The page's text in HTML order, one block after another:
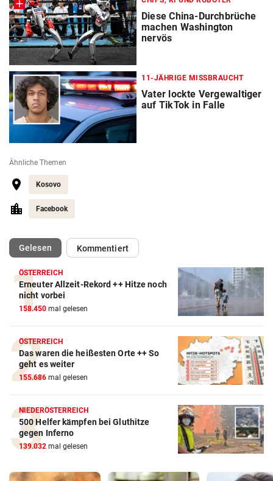
Diese China-Durchbrüche
machen Washington
nervös
11-JÄHRIGE MISSBRAUCHT
Vater lockte Vergewaltiger
auf TikTok in Falle
Ähnliche Themen
Kosovo
Facebook
Gelesen(ausgewählt)Kommentiert
ÖSTERREICH
Erneuter Allzeit-Rekord ++ Hitze noch
nicht vorbei
158.450 mal gelesen
ÖSTERREICH
Das waren die heißesten Orte ++ So
geht es weiter
155.686 mal gelesen
NIEDERÖSTERREICH
500 Helfer kämpfen bei Gluthitze
gegen Inferno
139.032 mal gelesen